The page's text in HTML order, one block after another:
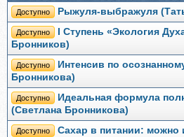
Доступно Рыжуля-выбражуля
Доступно
I Ступень «Экология
Бронников)
Доступно
Интенсив по
Бронникова)
Доступно
Идеальная формула
(Светлана Бронникова)
Доступно
Сахар в питании: можно